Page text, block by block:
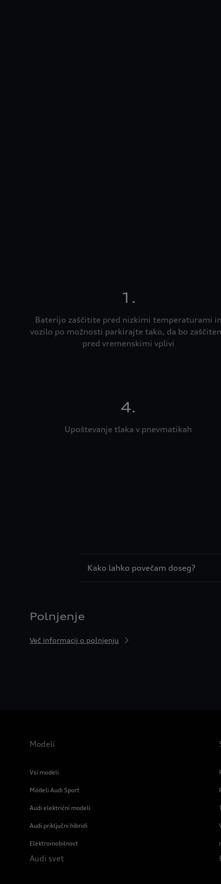
1.
Baterijo zaščitite pred nizkimi temperaturami in
vozilo po možnosti parkirajte tako, da bo
pred vremenskimi vplivi
4.
Upoštevanje tlaka v pnevmatikah
Kako lahko povečam doseg?
Polnjenje
Več informacij o polnjenju
Modeli
Vsi modeli
Modeli Audi Sport
Audi elektrićni modeli
Audi priključni hibridi
Elektromobilnost
Audi svet